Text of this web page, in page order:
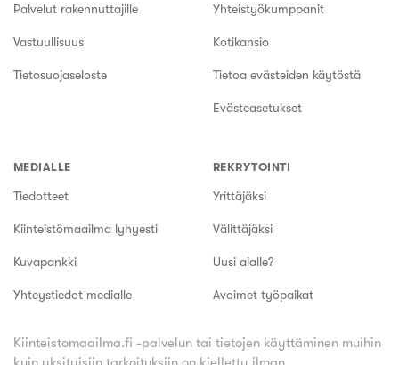
Palvelut rakennuttajille
Vastuullisuus
Tietosuojaseloste
Yhteistyökumppanit
Kotikansio
Tietoa evästeiden käytöstä
Evästeasetukset
MEDIALLE
Tiedotteet
Kiinteistömaailma lyhyesti
Kuvapankki
Yhteystiedot medialle
REKRYTOINTI
Yrittäjäksi
Välittäjäksi
Uusi alalle?
Avoimet työpaikat
Kiinteistomaailma.fi -palvelun tai tietojen käyttäminen muihin